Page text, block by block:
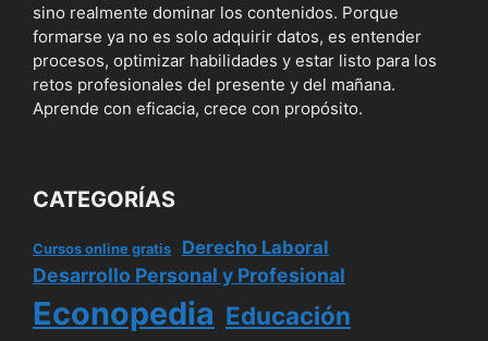
sino realmente dominar los contenidos. Porque
formarse ya no es solo adquirir datos, es entender
procesos, optimizar habilidades y estar listo para los
retos profesionales del presente y del mañana.
Aprende con eficacia, crece con propósito.
CATEGORÍAS
Cursos online gratis Derecho Laboral
Desarrollo Personal y Profesional
Econopedia Educación